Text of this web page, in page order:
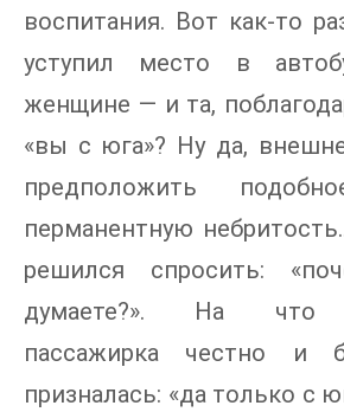
воспитания. Вот как-то
уступил место в
женщине — и та,
«вы с юга»? Ну да,
предположить
перманентную
решился спросить:
думаете?». На что
пассажирка честно и
призналась: «да только с